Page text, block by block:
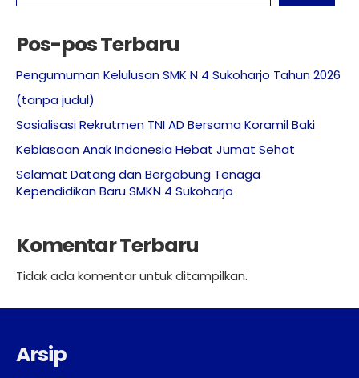
Info dan SK
Alumni
Download
Futsal
Bola Volly
Bulu Tangkis
Bahasa Inggris
Bela Diri
PMR
Paskibraka
Jurnalistik
Pos-pos Terbaru
Pengumuman Kelulusan SMK N 4 Sukoharjo Tahun 2026
(tanpa judul)
Sosialisasi Rekrutmen TNI AD Bersama Koramil Baki
Kebiasaan Anak Indonesia Hebat Jumat Sehat
Selamat Datang dan Bergabung Tenaga
Kependidikan Baru SMKN 4 Sukoharjo
Komentar Terbaru
Tidak ada komentar untuk ditampilkan.
Arsip